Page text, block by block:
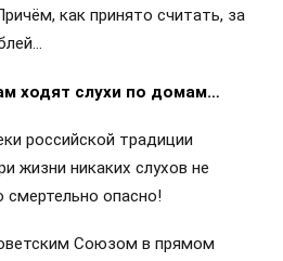
как принято считать, за
ходят слухи по домам…
российской традиции
жизни никаких слухов не
опасно!
Союзом в прямом